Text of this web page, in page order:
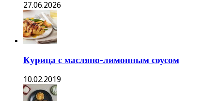
27.06.2026
Курица с масляно-лимонным соусом
10.02.2019